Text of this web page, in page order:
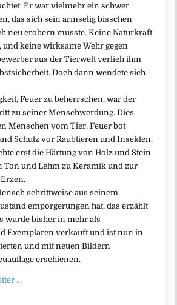
Er war vielmehr ein schwer
das sich sein armselig bisschen
neu erobern musste. Keine Naturkraft
und keine wirksame Wehr gegen
aus der Tierwelt verlieh ihm
Doch dann wendete sich
Feuer zu beherrschen, war der
zu seiner Menschwerdung. Dies
Menschen vom Tier. Feuer bot
Schutz vor Raubtieren und Insekten.
erst die Härtung von Holz und Stein
Ton und Lehm zu Keramik und zur
schrittweise aus seinem
emporgerungen hat, das erzählt
wurde bisher in mehr als
Exemplaren verkauft und ist nun in
und mit neuen Bildern
erschienen.
…